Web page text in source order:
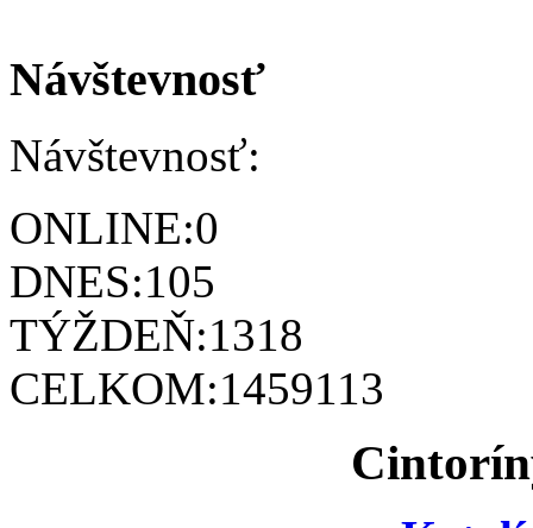
Návštevnosť
Návštevnosť:
ONLINE:0
DNES:105
TÝŽDEŇ:1318
CELKOM:1459113